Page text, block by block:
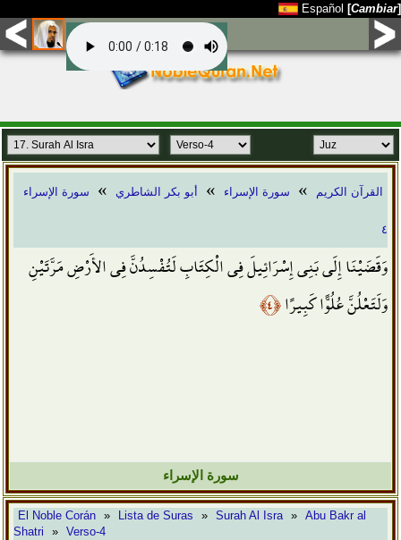
Español [Cambiar]
القرآن الكريم » سورة الإسراء » أبو بكر الشاطري » سورة الإسراء
٤
وَقَضَيْنَا إِلَى بَنِي إِسْرَائِيلَ فِي الْكِتَابِ لَتُفْسِدُنَّ فِي الأَرْضِ مَرَّتَيْنِ
وَلَتَعْلُنَّ عُلُوًّا كَبِيرًا﴿٤﴾
سورة الإسراء
El Noble Corán » Lista de Suras » Surah Al Isra » Abu Bakr al
Shatri
» Verso-4